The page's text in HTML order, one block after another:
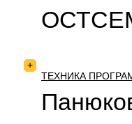
+
ТЕХНИКА